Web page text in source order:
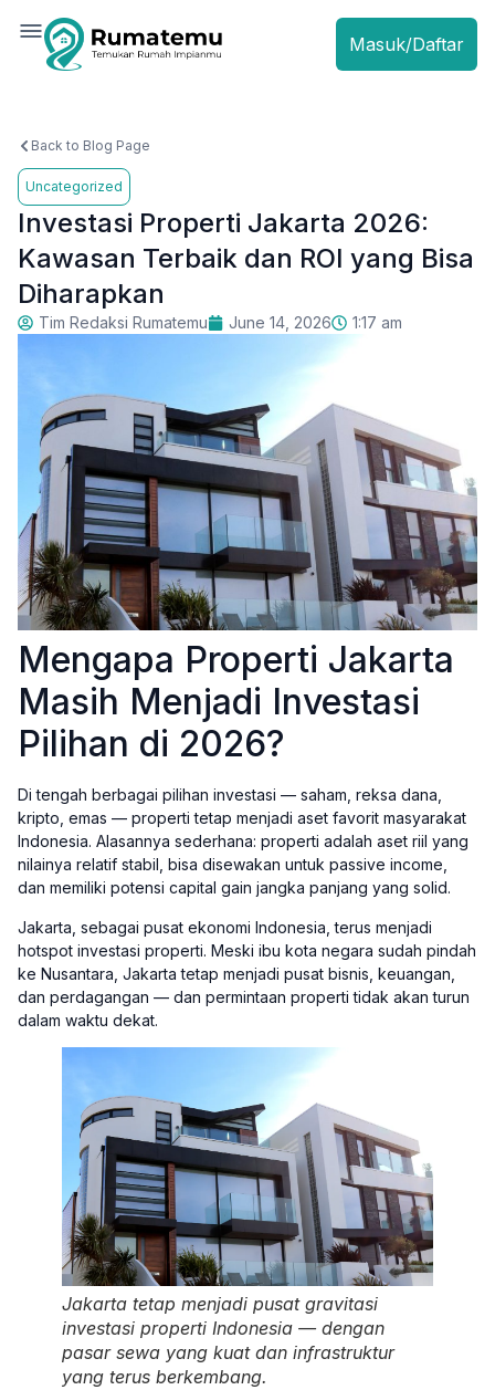
Masuk/Daftar
Back to Blog Page
Uncategorized
Investasi Properti Jakarta 2026:
Kawasan Terbaik dan ROI yang Bisa
Diharapkan
Tim Redaksi Rumatemu June 14, 2026 1:17 am
Mengapa Properti Jakarta
Masih Menjadi Investasi
Pilihan di 2026?
Di tengah berbagai pilihan investasi — saham, reksa dana,
kripto, emas — properti tetap menjadi aset favorit masyarakat
Indonesia. Alasannya sederhana: properti adalah aset riil yang
nilainya relatif stabil, bisa disewakan untuk passive income,
dan memiliki potensi capital gain jangka panjang yang solid.
Jakarta, sebagai pusat ekonomi Indonesia, terus menjadi
hotspot investasi properti. Meski ibu kota negara sudah pindah
ke Nusantara, Jakarta tetap menjadi pusat bisnis, keuangan,
dan perdagangan — dan permintaan properti tidak akan turun
dalam waktu dekat.
Jakarta tetap menjadi pusat gravitasi
investasi properti Indonesia — dengan
pasar sewa yang kuat dan infrastruktur
yang terus berkembang.